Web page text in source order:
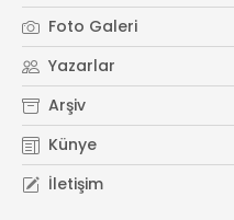
Foto Galeri
Yazarlar
Arşiv
Künye
İletişim